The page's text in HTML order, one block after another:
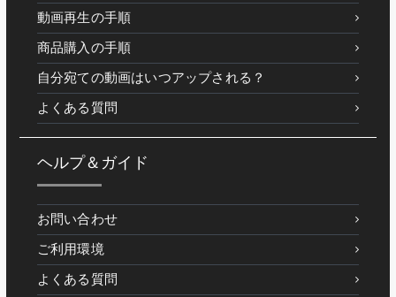
動画再生の手順
商品購入の手順
自分宛ての動画はいつアップされる？
よくある質問
ヘルプ＆ガイド
お問い合わせ
ご利用環境
よくある質問